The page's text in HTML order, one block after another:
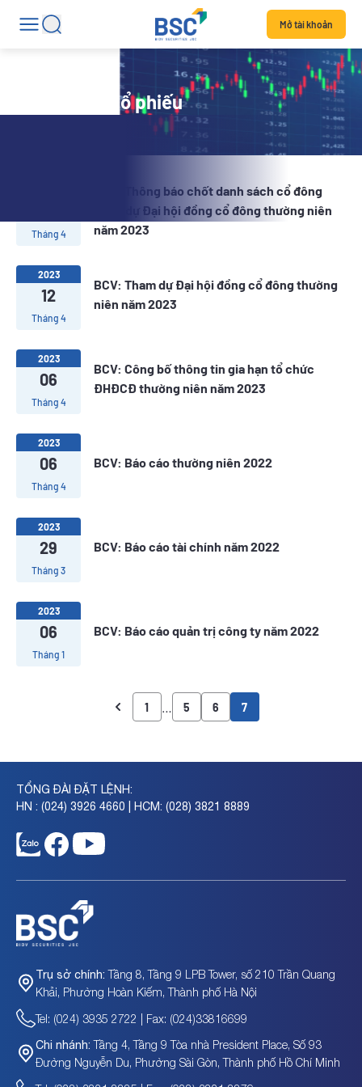
Mở tài khoản
Tin tức mã cổ phiếu
Tháng 4
BCV: Thông báo chốt danh sách cổ đông
tham dự Đại hội đồng cổ đông thường niên
năm 2023
2023
12
Tháng 4
BCV: Tham dự Đại hội đồng cổ đông thường
niên năm 2023
2023
06
Tháng 4
BCV: Công bố thông tin gia hạn tổ chức
ĐHĐCĐ thường niên năm 2023
2023
06
Tháng 4
BCV: Báo cáo thường niên 2022
2023
29
Tháng 3
BCV: Báo cáo tài chính năm 2022
2023
06
Tháng 1
BCV: Báo cáo quản trị công ty năm 2022
1 5 6 7
TỔNG ĐÀI ĐẶT LỆNH:
HN : (024) 3926 4660 | HCM: (028) 3821 8889
Trụ sở chính: Tầng 8, Tầng 9 LPB Tower, số 210 Trần Quang
Khải, Phường Hoàn Kiếm, Thành phố Hà Nội
Tel: (024) 3935 2722 | Fax: (024)33816699
Chi nhánh: Tầng 4, Tầng 9 Tòa nhà President Place, Số 93
Đường Nguyễn Du, Phường Sài Gòn, Thành phố Hồ Chí Minh